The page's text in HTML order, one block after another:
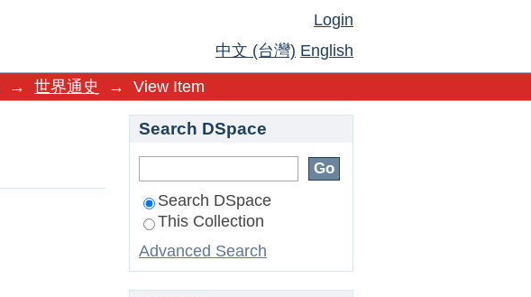
Login
中文 (台灣) English
→ 世界通史 → View Item
Search DSpace
Search DSpace
This Collection
Advanced Search